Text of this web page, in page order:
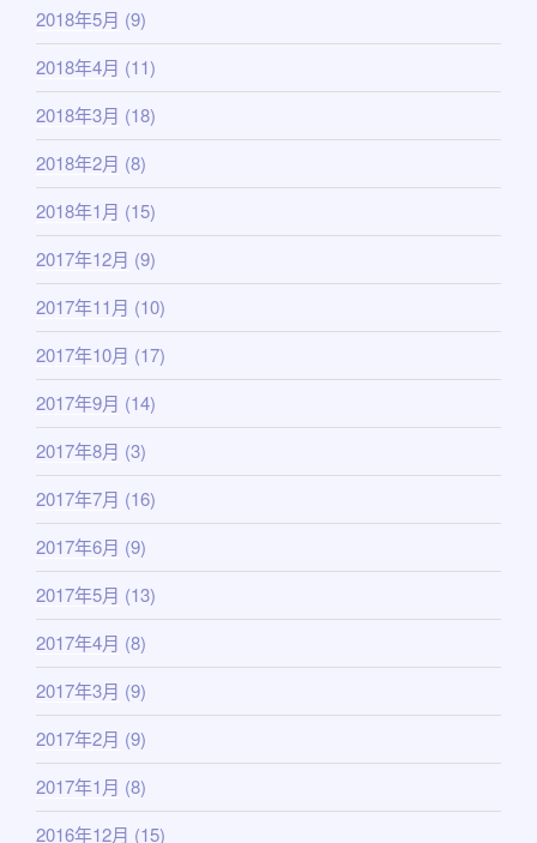
2018年5月 (9)
2018年4月 (11)
2018年3月 (18)
2018年2月 (8)
2018年1月 (15)
2017年12月 (9)
2017年11月 (10)
2017年10月 (17)
2017年9月 (14)
2017年8月 (3)
2017年7月 (16)
2017年6月 (9)
2017年5月 (13)
2017年4月 (8)
2017年3月 (9)
2017年2月 (9)
2017年1月 (8)
2016年12月 (15)